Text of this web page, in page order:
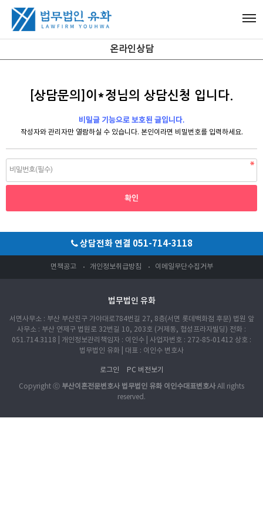
온라인상담
[상담문의]이*정님의 상담신청 입니다.
비밀글 기능으로 보호된 글입니다.
작성자와 관리자만 열람하실 수 있습니다. 본인이라면 비밀번호를 입력하세요.
상담전화 연결 051-714-3118
면책공고 개인정보취급방침 이메일무단수집거부
법무법인 유화
서면사무소 : 부산 부산진구 가야대로784번길 27, 8층(서면 롯데백화점 후문) 법원 앞
사무소 : 부산 연제구 법원로 32번길 10, 203호 (거제동, 협성프라자빌딩) 전화 :
051.714.3118 | 개인정보관리책임자 : 이인수 | 사업자번호 : 272-85-01412 상호 :
법무법인 유화 | 대표 : 이인수 변호사
로그인 PC 버전보기
Copyright ⓒ 부산이혼전문변호사 법무법인 유화 이인수대표변호사 All rights
reserved.